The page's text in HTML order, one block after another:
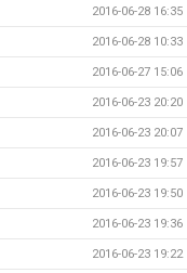
2016-06-28 16:35
2016-06-28 10:33
2016-06-27 15:06
2016-06-23 20:20
2016-06-23 20:07
2016-06-23 19:57
2016-06-23 19:50
2016-06-23 19:36
2016-06-23 19:22